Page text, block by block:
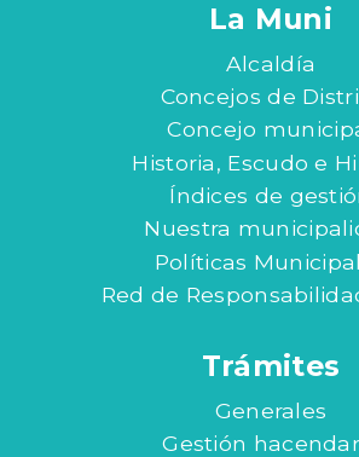
La Muni
Alcaldía
Concejos de
Concejo
Historia, Escudo e
Índices de
Nuestra
Políticas
Red de
Trámites
Generales
Gestión